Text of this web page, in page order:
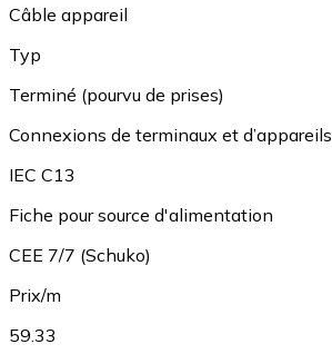
Câble appareil
Typ
Terminé (pourvu de prises)
Connexions de terminaux et d’appareils
IEC C13
Fiche pour source d'alimentation
CEE 7/7 (Schuko)
Prix/m
59.33